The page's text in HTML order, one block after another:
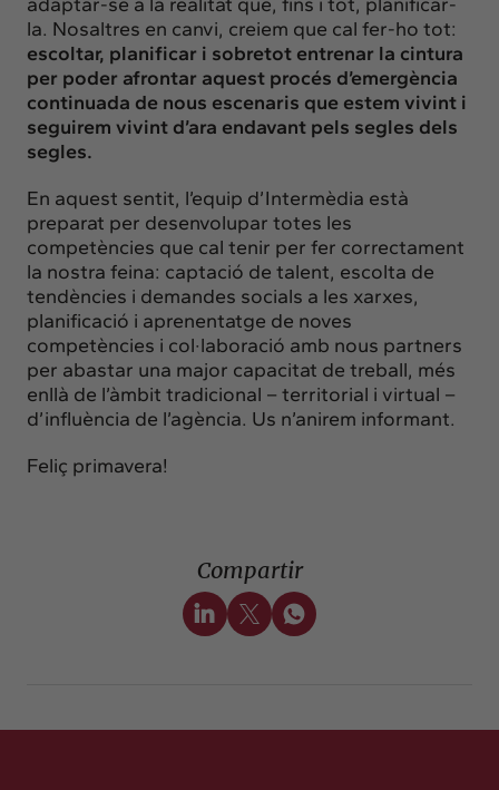
la. Nosaltres en canvi, creiem que cal fer-ho tot:
escoltar, planificar i sobretot entrenar la cintura
per poder afrontar aquest procés d’emergència
continuada de nous escenaris que estem vivint i
seguirem vivint d’ara endavant pels segles dels
segles.
En aquest sentit, l’equip d’Intermèdia està
preparat per desenvolupar totes les
competències que cal tenir per fer correctament
la nostra feina: captació de talent, escolta de
tendències i demandes socials a les xarxes,
planificació i aprenentatge de noves
competències i col·laboració amb nous partners
per abastar una major capacitat de treball, més
enllà de l’àmbit tradicional – territorial i virtual –
d’influència de l’agència. Us n’anirem informant.
Feliç primavera!
Compartir